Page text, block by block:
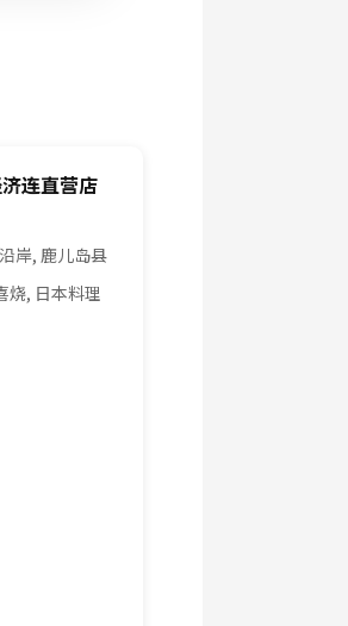
连直营店
岸, 鹿儿岛县
烧, 日本料理